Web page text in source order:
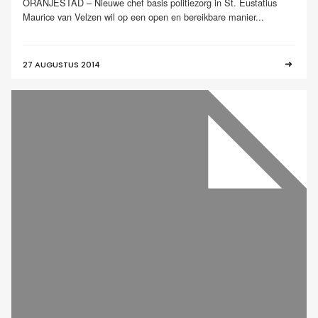
Maurice van Velzen wil op een open en bereikbare manier...
27 AUGUSTUS 2014